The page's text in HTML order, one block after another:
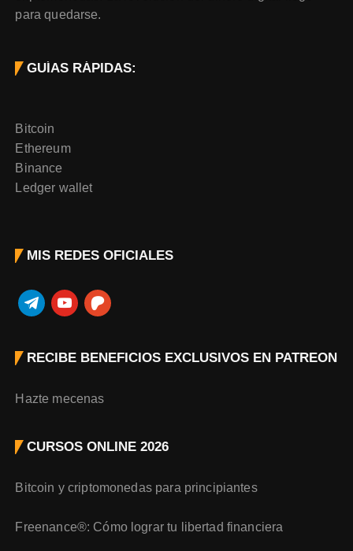
para quedarse.
GUÍAS RÁPIDAS:
Bitcoin
Ethereum
Binance
Ledger wallet
MIS REDES OFICIALES
t
e
e
r
y
o
t
b
p
a
r
o
RECIBE BENEFICIOS EXCLUSIVOS EN PATREON
Hazte mecenas
CURSOS ONLINE 2026
Bitcoin y criptomonedas para principiantes
Freenance®: Cómo lograr tu libertad financiera